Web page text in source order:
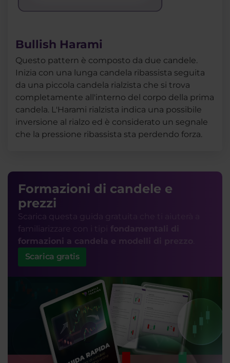
Bullish Harami
Questo pattern è composto da due candele.
Inizia con una lunga candela ribassista seguita
da una piccola candela rialzista che si trova
completamente all'interno del corpo della prima
candela. L'Harami rialzista indica una possibile
inversione al rialzo ed è considerato un segnale
che la pressione ribassista sta perdendo forza.
Formazioni di candele e
prezzi
Scarica questa guida gratuita che ti aiuterà a
familiarizzare con i tipi
formazioni a candela e modelli di prezzo
Scarica gratis